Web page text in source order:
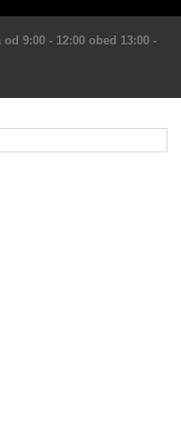
9:00 - 12:00 obed 13:00 -